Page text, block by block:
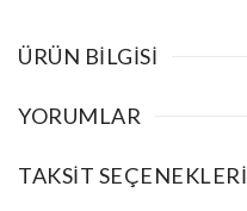
ÜRÜN BILGISI
YORUMLAR
TAKSIT SEÇENEKLERI